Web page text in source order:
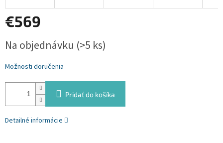
€569
cena:
Na objednávku (>5 ks)
Možnosti doručenia
Pridať do košíka
Detailné informácie